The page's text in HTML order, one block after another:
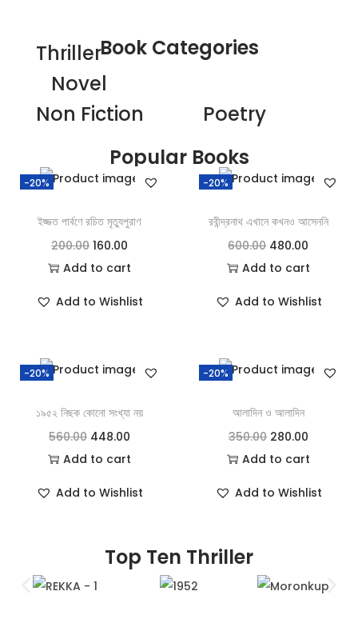
Book Categories
Thriller
Novel
Non Fiction
Poetry
Popular Books
-20%
ইজ্জত পার্বণে রচিত মৃত্যুপুরাণ
200.00 160.00
Add to cart
Add to Wishlist
-20%
রবীন্দ্রনাথ এখানে কখনও আসেননি
600.00 480.00
Add to cart
Add to Wishlist
-20%
১৯৫২ নিছক কোনো সংখ্যা নয়
560.00 448.00
Add to cart
Add to Wishlist
-20%
আলাদিন ও আলাদিন
350.00 280.00
Add to cart
Add to Wishlist
Top Ten Thriller